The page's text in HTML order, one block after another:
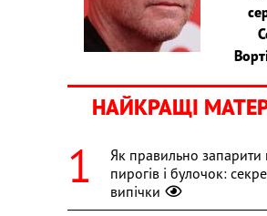
НАЙКРАЩІ
Як правильно запарити
пирогів і булочок:
випічки